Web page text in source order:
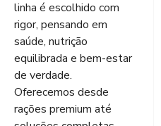
linha é escolhido com
rigor, pensando em
saúde, nutrição
equilibrada e bem-estar
de verdade.
Oferecemos desde
rações premium até